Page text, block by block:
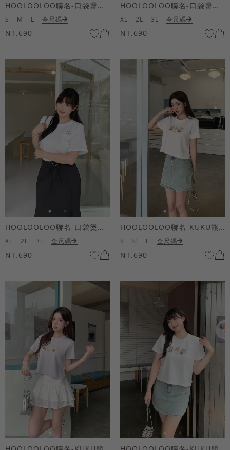
HOOLOOLOO聯名-口袋燙金KUKU熊短袖上衣
S M L 全尺碼
NT.690
HOOLOOLOO聯名-口袋燙金KUKU熊短袖上衣
XL 2L 3L 全尺碼
NT.690
HOOLOOLOO聯名-口袋燙金KUKU熊短袖上衣
XL 2L 3L 全尺碼
NT.690
HOOLOOLOO聯名-KUKU熊蝴蝶結短袖上衣
S L 全尺碼
NT.690